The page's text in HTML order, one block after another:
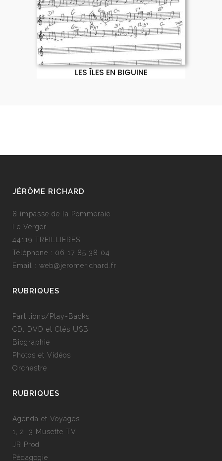
LES ÎLES EN BIGUINE
JÉRÔME RICHARD
8 impasse de la Pommeraie
Le Verger
44119 TREILLIERES
Téléphone : 06 17 85 38 04
Email : web@jeromerichard.fr
RUBRIQUES
Partitions/Play-Backs
CD, DVD et Clés USB
Biographie
Photos et Vidéos
Orchestre
RUBRIQUES
Agenda et Voyages
1, 2, 3 Musette TV
JR Prod
Pédagogie